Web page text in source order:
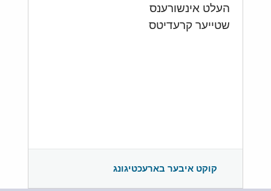
העלט אינשורענס
שטייער קרעדיטס
קוקט איבער בארעכטיגונג